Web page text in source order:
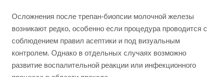
Осложнения после трепан-биопсии молочной железы
возникают редко, особенно если процедура проводится с
соблюдением правил асептики и под визуальным
контролем. Однако в отдельных случаях возможно
развитие воспалительной реакции или инфекционного